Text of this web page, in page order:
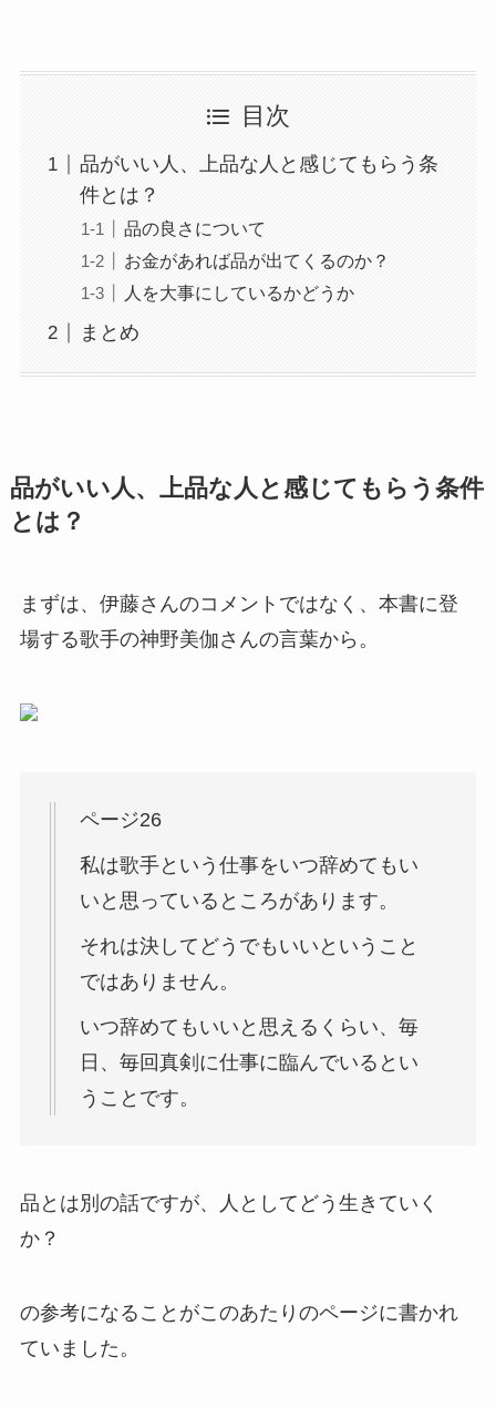
目次
品がいい人、上品な人と感じてもらう条
件とは？
品の良さについて
お金があれば品が出てくるのか？
人を大事にしているかどうか
まとめ
品がいい人、上品な人と感じてもらう条件
とは？
まずは、伊藤さんのコメントではなく、本書に登
場する歌手の神野美伽さんの言葉から。
ページ26
私は歌手という仕事をいつ辞めてもい
いと思っているところがあります。
それは決してどうでもいいということ
ではありません。
いつ辞めてもいいと思えるくらい、毎
日、毎回真剣に仕事に臨んでいるとい
うことです。
品とは別の話ですが、人としてどう生きていく
か？
の参考になることがこのあたりのページに書かれ
ていました。